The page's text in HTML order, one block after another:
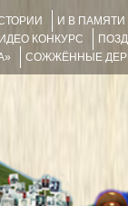
И В
КОНКУРС
СОЖЖЁННЫЕ